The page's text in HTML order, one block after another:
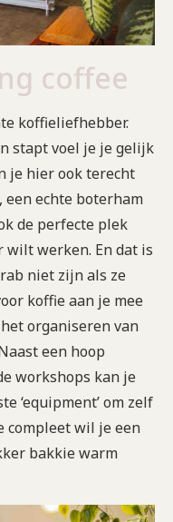
coffee
koffieliefhebber.
stapt voel je je gelijk
je hier ook terecht
echte boterham
de perfecte plek
werken. En dat is
niet zijn als ze
koffie aan je mee
organiseren van
een hoop
workshops kan je
‘equipment’ om zelf
compleet wil je een
bakkie warm